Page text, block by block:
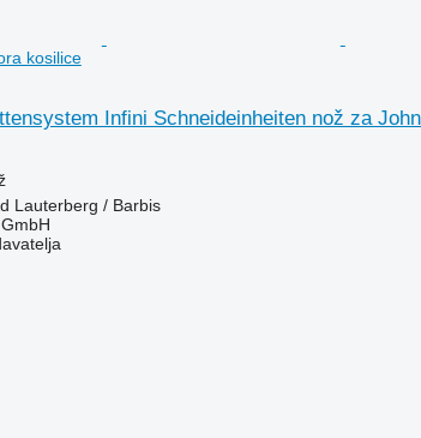
kosilice
Infini Schneideinheiten nož za
Lauterberg / Barbis